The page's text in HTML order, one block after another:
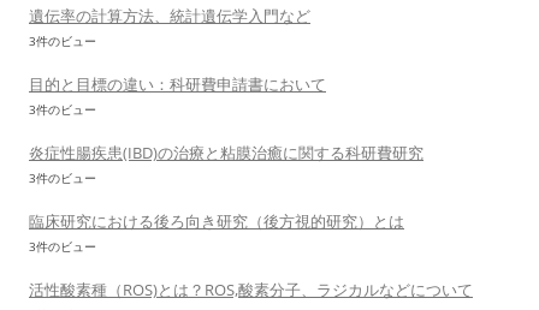
遺伝率の計算方法、統計遺伝学入門など
3件のビュー
目的と目標の違い：科研費申請書において
3件のビュー
炎症性腸疾患(IBD)の治療と粘膜治癒に関する科研費研究
3件のビュー
臨床研究における後ろ向き研究（後方視的研究）とは
3件のビュー
活性酸素種（ROS)とは？ROS,酸素分子、ラジカルなどについて